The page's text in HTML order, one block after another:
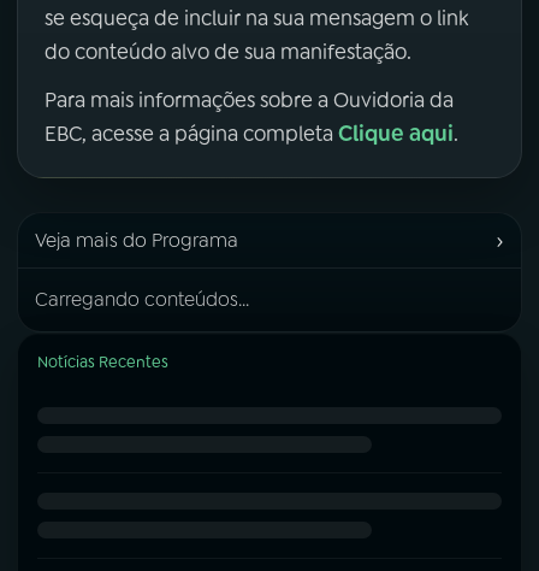
se esqueça de incluir na sua mensagem o link
do conteúdo alvo de sua manifestação.
Para mais informações sobre a Ouvidoria da
EBC, acesse a página completa Clique aqui.
Veja mais do Programa ›
Carregando conteúdos...
Notícias Recentes